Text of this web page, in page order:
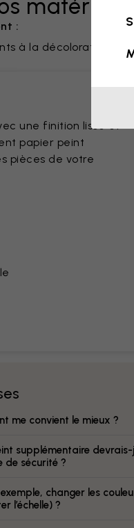
matériaux
:
à la décoloration
une finition lisse et
papier peint
pièces de votre
me convient le mieux ?
supplémentaire devrais-
de sécurité ?
changer les
l’échelle) ?